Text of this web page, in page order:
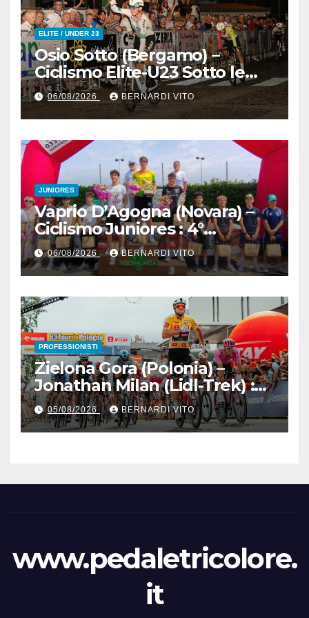
ELITE / UNDER 23
Osio Sotto (Bergamo) –
Ciclismo Elite-U23 Sotto le
Stelle : Kevin Bertoncelli (SC
Padovani-Polo Cherry Bank)
su Andrea Biancalani
(Beltrami TSA Tre Colli)
06/08/2026 BERNARDI VITO
JUNIORES
Vaprio D’Agogna (Novara) –
Ciclismo Juniores : 4°
Memorial Pippo Fallarini al
valsusano Graziano Paolo
Marangon (Team Guerrini –
Senaghese)
06/08/2026 BERNARDI VITO
PROFESSIONISTI
Zielona Gora (Polonia) –
Jonathan Milan (Lidl-Trek) :
Vince la terza tappa di
seguito e in maglia gialla
all’83° Giro di Polonia
05/08/2026 BERNARDI VITO
www.pedaletricolore.
it